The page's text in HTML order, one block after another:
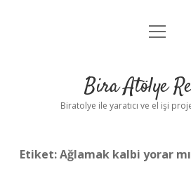
Anasayfa
Yasal Uyarı
menüyü
Bira Atölye
Biratolye ile yaratıcı ve el işi
Etiket:Ağlamak kalbi yorar mı